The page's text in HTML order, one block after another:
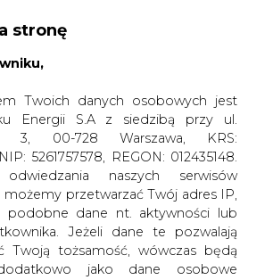
PORTALU:
WIELKOŚĆ TEKSTU A A
ZALOGUJ SIĘ
stronę
Twoich danych osobowych jest
Energii S.A z siedzibą przy ul.
3, 00-728 Warszawa, KRS:
5261757578, REGON: 012435148.
naszych serwisów
przetwarzać Twój adres IP,
podobne dane nt. aktywności lub
Jeżeli dane te pozwalają
Twoją tożsamość, wówczas będą
jako dane osobowe